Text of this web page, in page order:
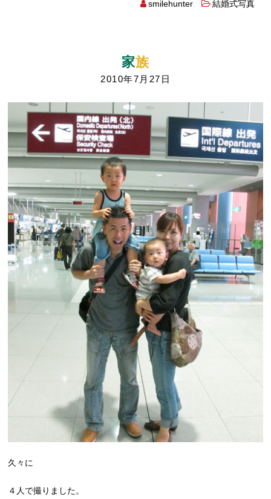
smilehunter 結婚式写真
家族
2010年7月27日
久々に
４人で撮りました。